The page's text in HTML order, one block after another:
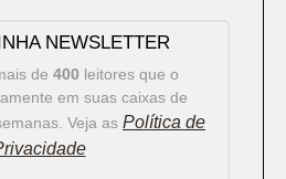
NEWSLETTER
de 400 leitores que o
em suas caixas de
Veja as Política de